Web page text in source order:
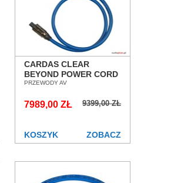
CARDAS CLEAR
BEYOND POWER CORD
2M PRZEWÓD
POZNAŃ WROCŁAW
PRZEWODY AV
9399,00 ZŁ
7989,00 ZŁ
KOSZYK ZOBACZ